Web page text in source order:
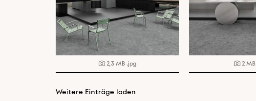
2,3 MB .jpg 2 MB
Weitere Einträge laden